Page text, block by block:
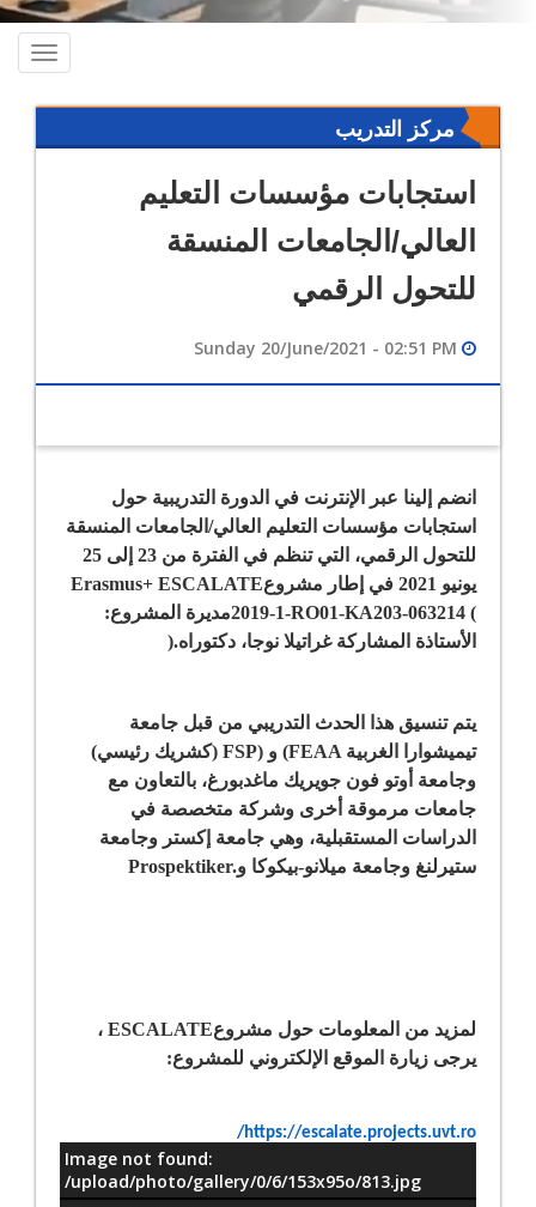
مركز التدريب
استجابات مؤسسات التعليم
العالي/الجامعات المنسقة
للتحول الرقمي
انضم إلينا عبر الإنترنت في الدورة التدريبية حول
استجابات مؤسسات التعليم العالي/الجامعات المنسقة
للتحول الرقمي، التي تنظم في الفترة من 23 إلى 25
يونيو 2021 في إطار مشروع
Erasmus+ ESCALATE
2019-1-RO01-KA203-063214 (مديرة المشروع:
الأستاذة المشاركة غراتيلا نوجا، دكتوراه).
يتم تنسيق هذا الحدث التدريبي من قبل جامعة
تيميشوارا الغربية (FEAA و FSP) (كشريك رئيسي)
وجامعة أوتو فون جويريك ماغدبورغ، بالتعاون مع
جامعات مرموقة أخرى وشركة متخصصة في
الدراسات المستقبلية، وهي جامعة إكستر وجامعة
ستيرلنغ وجامعة ميلانو-بيكوكا وProspektiker.
لمزيد من المعلومات حول مشروعESCALATE ،
يرجى زيارة الموقع الإلكتروني للمشروع:
https://escalate.projects.uvt.ro/
معلومات
Image not found:
/upload/photo/gallery/0/6/153x95o/813.jpg